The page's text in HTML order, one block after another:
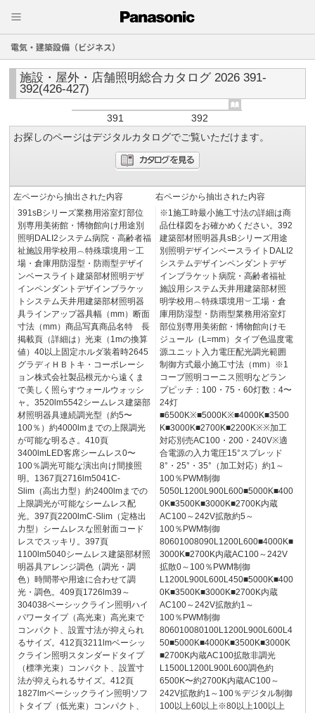
電気・建築設備（ビジネス）
施設・屋外・店舗照明総合カタログ 2026 391-
392(426-427)
391
392
お探しのページはデジタルカタログでご覧いただけます。
左ページから抽出された内容
391sBシリーズ業務用浴室灯部位
別専用美術館・博物館向け用途別
照明DALI2システム病院・高齢者福
祉施設用学校用︵特殊環境用︶工
場・倉庫用防湿型・防雨型デザイ
ンベースライト建築部材照明デザ
インペンダントデザインブラケッ
トシステム天井用建築部材照明器
具ラインアップ器具幅（mm）断面
寸法（mm）商品写真商品名特 長
掲載頁（詳細は）光束（1mの換算
値）40以上固定ホルダ装着時2645
グラディＨＢトキ・コーポレーシ
ョン株式会社製品根元から遠くま
で美しく照らすウォールウォッシ
ャ。3520lm5542シームレス建築部
材照明器具連続調光型（約5〜
100％）約4000lmまでの上限調光
が可能な明るさ。410頁
3400lmLED客席シームレス0〜
100％調光可能な演出向け間接照
明。1367頁2716lm5041C-
Slim（高出力型）約2400lmまでの
上限調光が可能なシームレス配
光。397頁2200lmC-Slim（定格出
力型）シームレスな照射面コード
レスでスッキリ。397頁
1100lm5040シームレス建築部材照
明器具アレンジ調色（調光・調
色）時間帯や用途に合わせて調
光・調色。409頁1726lm39～
304038ベーシックライン照明ハイ
パワータイプ（高光束）高光束で
コンパクト、設置寸法が抑えられ
るサイズ。412頁3211lmベーシッ
クライン照明スタンダードタイプ
（標準光束）コンパクト、設置寸
法が抑えられるサイズ。412頁
1827lmベーシックライン照明ソフ
トタイプ（低光束）コンパクト、
右ページから抽出された内容
※1施工時最小施工寸法の詳細は商
品仕様図をお確かめください。392
建築部材照明器具sBシリーズ用途
別照明デザインベースライトDALI2
システムデザインペンダントデザ
インブラケット病院・高齢者福祉
施設用システム天井用建築部材照
明学校用︵特殊環境用︶工場・倉
庫用防湿型・防雨型業務用浴室灯
部位別専用美術館・博物館向けモ
ジュール（L=mm）タイプ色温度電
源ユニット入力電圧配光調光範囲
制御方式最小施工寸法（mm）※1
コーブ照明コーニス照明などラン
プピッチ：100・75・60灯数：4〜
24灯
■6500K※■5000K※■4000K■3500
K■3000K■2700K■2200K※※加工
対応別売AC100・200・240V※適
合電源の入力電圧15°スプレッド
8°・25°・35°（加工対応）約1～
100％PWM制御
5050L1200L900L600■5000K■400
0K■3500K■3000K■2700K内蔵
AC100～242V拡散約5～
100％PWM制御
80601008090L1200L600■4000K■
3000K■2700K内蔵AC100～242V
拡散0～100％PWM制御
L1200L900L600L450■5000K■400
0K■3500K■3000K■2700K内蔵
AC100～242V拡散約1～
100％PWM制御
806010080100L1200L900L600L4
50■5000K■4000K■3500K■3000K
■2700K内蔵AC100拡散非調光
L1500L1200L900L600調色約
6500K〜約2700K内蔵AC100～
242V拡散約1～100％デジタル制御
100以上60以上※80以上100以上